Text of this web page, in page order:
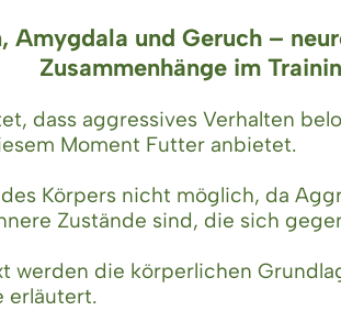
Amygdala und Geruch –
Zusammenhänge im
dass aggressives Verhalten
Moment Futter anbietet.
Körpers nicht möglich, da
Zustände sind, die sich
werden die körperlichen
erläutert.